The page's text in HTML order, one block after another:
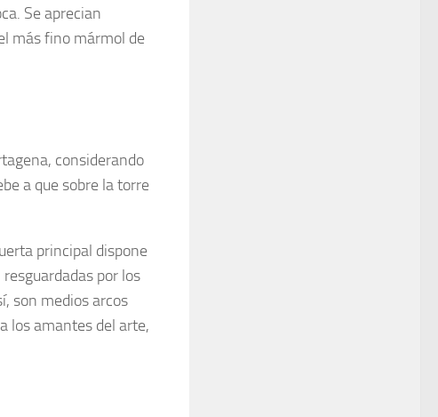
Se aprecian
más fino mármol de
considerando
a que sobre la torre
principal dispone
por los
son medios arcos
los amantes del arte,